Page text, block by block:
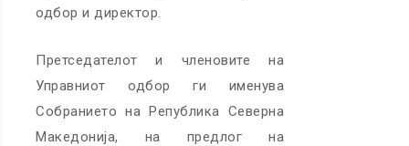
одбор и директор.
Претседателот и членовите на
Управниот одбор ги именува
Собранието на Република Северна
Македонија, на предлог на